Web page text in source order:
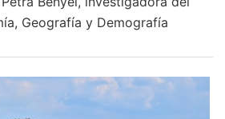
Geografía y Demografía